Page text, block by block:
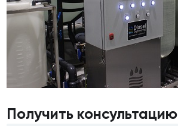
Получить консультацию